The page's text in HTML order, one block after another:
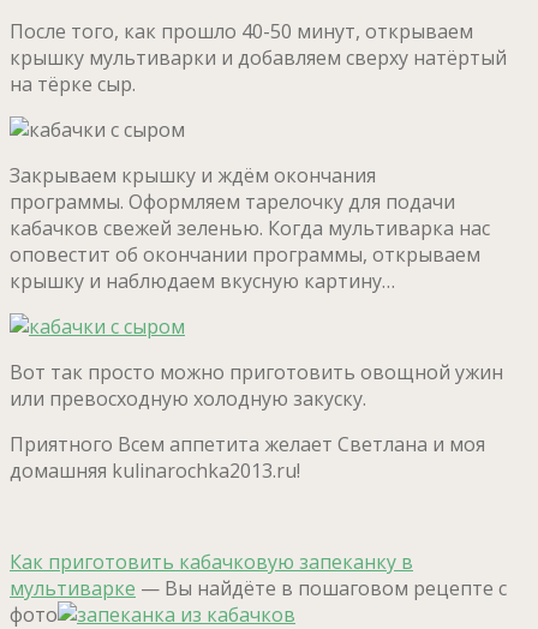
После того, как прошло 40-50 минут, открываем
крышку мультиварки и добавляем сверху натёртый
на тёрке сыр.
Закрываем крышку и ждём окончания
программы. Оформляем тарелочку для подачи
кабачков свежей зеленью. Когда мультиварка нас
оповестит об окончании программы, открываем
крышку и наблюдаем вкусную картину…
Вот так просто можно приготовить овощной ужин
или превосходную холодную закуску.
Приятного Всем аппетита желает Светлана и моя
домашняя kulinarochka2013.ru!
Как приготовить кабачковую запеканку в
мультиварке — Вы найдёте в пошаговом рецепте с
фото